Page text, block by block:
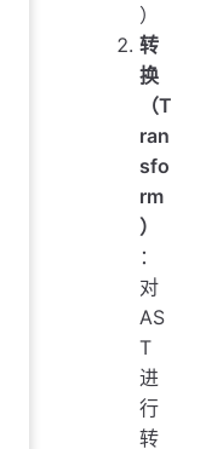
）
转
换
（T
ran
sfo
rm
）
：
对
AS
T
进
行
转